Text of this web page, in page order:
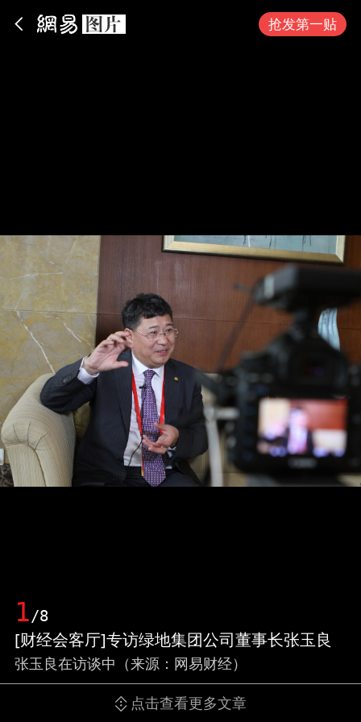
抢发第一贴
1/8
[财经会客厅]专访绿地集团公司董事长张玉良
张玉良在访谈中（来源：网易财经）
点击查看更多文章